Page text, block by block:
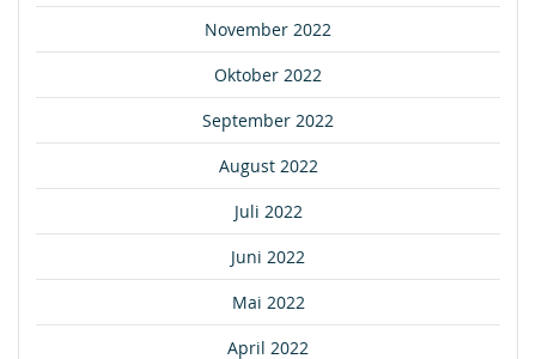
November 2022
Oktober 2022
September 2022
August 2022
Juli 2022
Juni 2022
Mai 2022
April 2022